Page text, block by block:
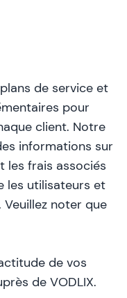
de service et
pour
client. Notre
informations sur
les frais associés
les utilisateurs et
noter que
de vos
de VODLIX.